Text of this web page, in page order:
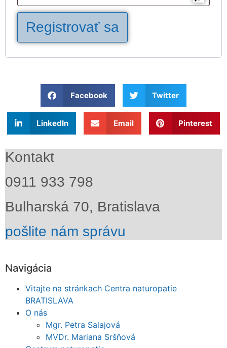
Registrovať sa
Facebook Twitter
LinkedIn Email Pinterest
Kontakt
0911 933 798
Bulharská 70, Bratislava
pošlite nám správu
Navigácia
Vitajte na stránkach Centra naturopatie
BRATISLAVA
O nás
Mgr. Petra Salajová
MVDr. Mariana Sršňová